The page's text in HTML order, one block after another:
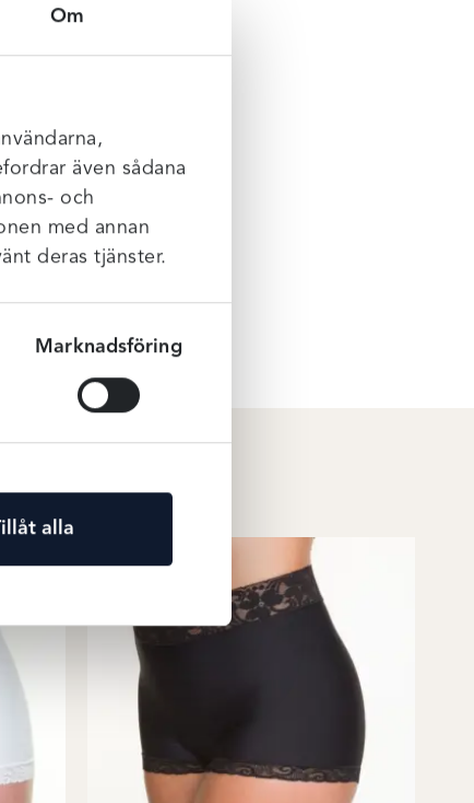
Om
även sådana
och
med annan
deras tjänster.
Marknadsföring
alla